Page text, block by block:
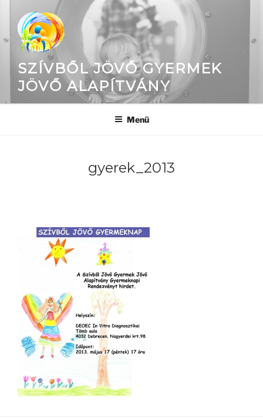
SZÍVBŐL JÖVŐ GYERMEK
JÖVŐ ALAPÍTVÁNY
Menü
gyerek_2013